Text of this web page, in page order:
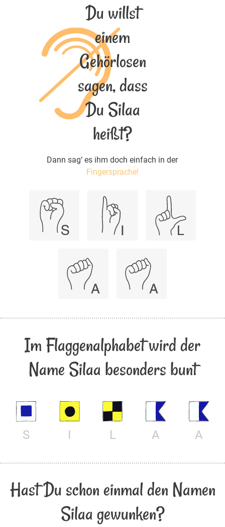
Du willst
einem
Gehörlosen
sagen, dass
Du Silaa
heißt?
Dann sag‘ es ihm doch einfach in der
Fingersprache!
Im Flaggenalphabet wird der
Name Silaa besonders bunt
S I L A A
Hast Du schon einmal den Namen
Silaa gewunken?